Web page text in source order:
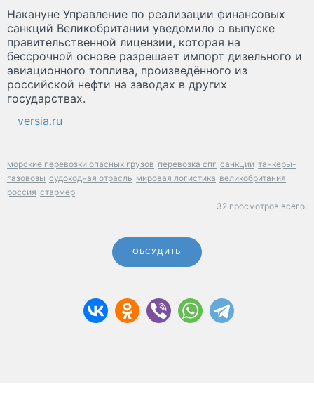
Накануне Управление по реализации финансовых
санкций Великобритании уведомило о выпуске
правительственной лицензии, которая на
бессрочной основе разрешает импорт дизельного и
авиационного топлива, произведённого из
российской нефти на заводах в других
государствах.
versia.ru
морские перевозки опасных грузов перевозка спг санкции танкеры-
газовозы судоходная отрасль мировая логистика великобритания
россия стармер
32 просмотров всего.
ОБСУДИТЬ